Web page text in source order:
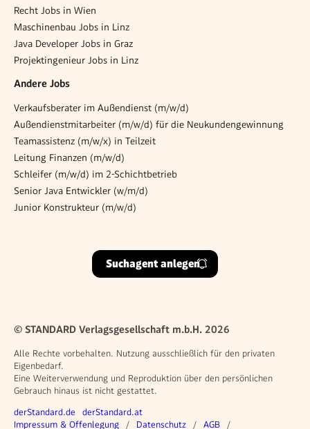
Recht Jobs in Wien
Maschinenbau Jobs in Linz
Java Developer Jobs in Graz
Projektingenieur Jobs in Linz
Andere Jobs
Verkaufsberater im Außendienst (m/w/d)
Außendienstmitarbeiter (m/w/d) für die Neukundengewinnung
Teamassistenz (m/w/x) in Teilzeit
Leitung Finanzen (m/w/d)
Schleifer (m/w/d) im 2-Schichtbetrieb
Senior Java Entwickler (w/m/d)
Junior Konstrukteur (m/w/d)
Suchagent anlegen
© STANDARD Verlagsgesellschaft m.b.H. 2026
Alle Rechte vorbehalten. Nutzung ausschließlich für den privaten
Eigenbedarf.
Eine Weiterverwendung und Reproduktion über den persönlichen
Gebrauch hinaus ist nicht gestattet.
Weitere Angebote
derStandard.de derStandard.at
Rechtliches
Impressum & Offenlegung Datenschutz AGB